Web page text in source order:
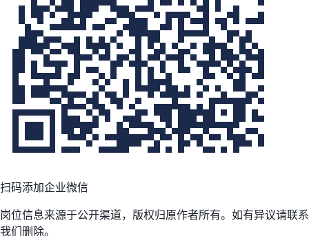
扫码添加企业微信
岗位信息来源于公开渠道，版权归原作者所有。如有异议请联系
我们删除。